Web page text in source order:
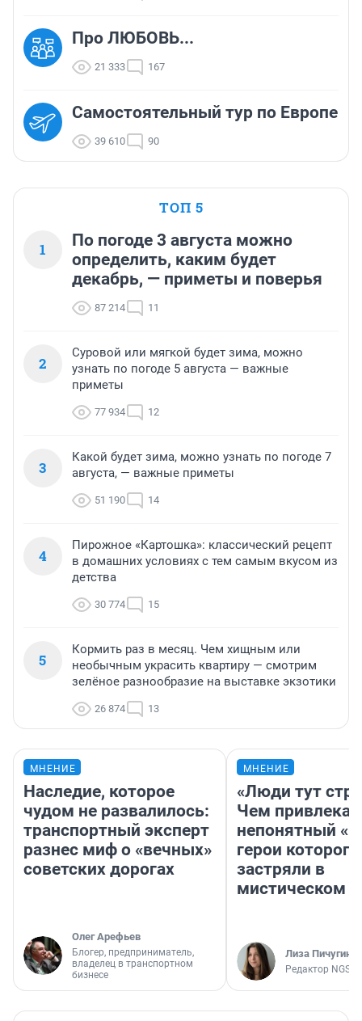
Про ЛЮБОВЬ...
21 333 167
Самостоятельный тур по Европе
39 610 90
ТОП 5
1
По погоде 3 августа можно
определить, каким будет
декабрь, — приметы и поверья
87 214 11
2
Суровой или мягкой будет зима, можно
узнать по погоде 5 августа — важные
приметы
77 934 12
3
Какой будет зима, можно узнать по погоде 7
августа, — важные приметы
51 190 14
4
Пирожное «Картошка»: классический рецепт
в домашних условиях с тем самым вкусом из
детства
30 774 15
5
Кормить раз в месяц. Чем хищным или
необычным украсить квартиру — смотрим
зелёное разнообразие на выставке экзотики
26 874 13
МНЕНИЕ
Наследие, которое
чудом не развалилось:
транспортный эксперт
разнес миф о «вечных»
советских дорогах
Олег Арефьев
Блогер, предприниматель,
владелец в транспортном
бизнесе
МНЕНИЕ
«Люди тут
Чем
непонятный
герои которого
застряли в
мистическом
Лиза Пичугина
Редактор